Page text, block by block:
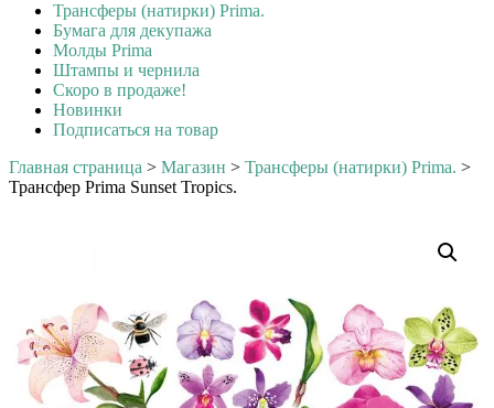
Трансферы (натирки) Prima.
Бумага для декупажа
Молды Prima
Штампы и чернила
Скоро в продаже!
Новинки
Подписаться на товар
Главная страница > Магазин > Трансферы (натирки) Prima. >
Трансфер Prima Sunset Tropics.